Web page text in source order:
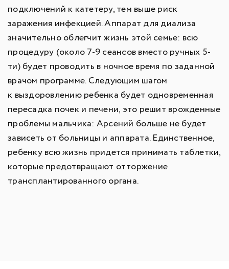
подключений к катетеру, тем выше риск
заражения инфекцией. Аппарат для диализа
значительно облегчит жизнь этой семье: всю
процедуру (около 7-9 сеансов вместо ручных 5-
ти) будет проводить в ночное время по заданной
врачом программе. Следующим шагом
к выздоровлению ребенка будет одновременная
пересадка почек и печени, это решит врожденные
проблемы мальчика: Арсений больше не будет
зависеть от больницы и аппарата. Единственное,
ребенку всю жизнь придется принимать таблетки,
которые предотвращают отторжение
трансплантированного органа.